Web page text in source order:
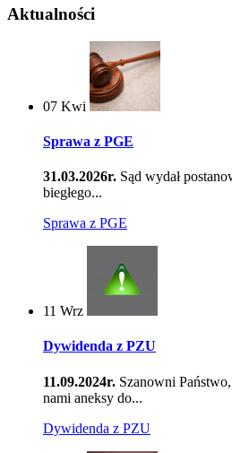
Aktualności
07 Kwi
Sprawa z PGE
31.03.2026r. Sąd wydał
biegłego...
Sprawa z PGE
11 Wrz
Dywidenda z PZU
11.09.2024r. Szanowni
nami aneksy do...
Dywidenda z PZU